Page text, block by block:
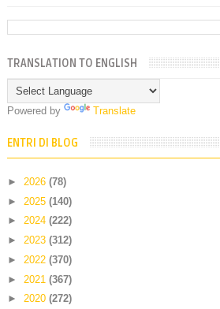
TRANSLATION TO ENGLISH
Powered by Translate
ENTRI DI BLOG
► 2026 (78)
► 2025 (140)
► 2024 (222)
► 2023 (312)
► 2022 (370)
► 2021 (367)
► 2020 (272)